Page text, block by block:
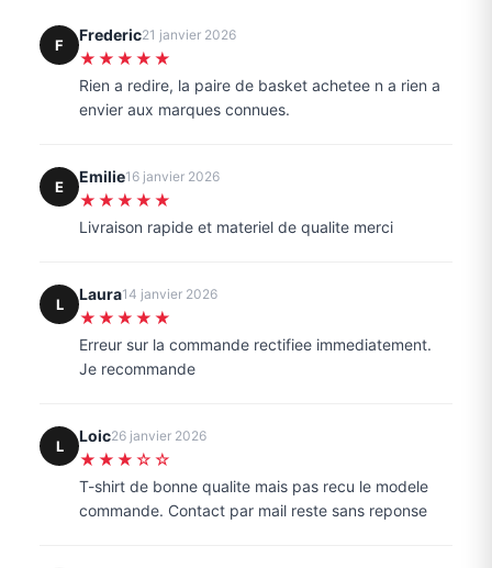
F
Frederic21 janvier 2026
★★★★★
Rien a redire, la paire de basket achetee n a rien a
envier aux marques connues.
E
Emilie16 janvier 2026
★★★★★
Livraison rapide et materiel de qualite merci
L
Laura14 janvier 2026
★★★★★
Erreur sur la commande rectifiee immediatement.
Je recommande
L
Loic26 janvier 2026
★★★☆☆
T-shirt de bonne qualite mais pas recu le modele
commande. Contact par mail reste sans reponse